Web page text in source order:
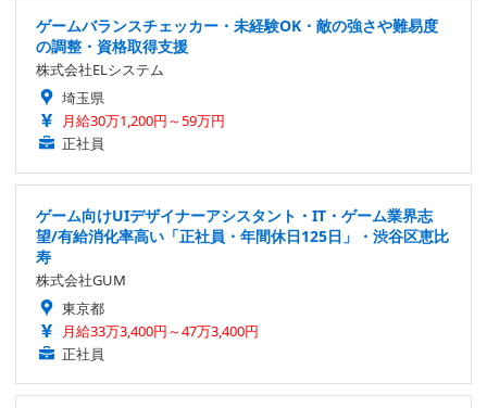
ゲームバランスチェッカー・未経験OK・敵の強さや難易度
の調整・資格取得支援
株式会社ELシステム
埼玉県
月給30万1,200円～59万円
正社員
ゲーム向けUIデザイナーアシスタント・IT・ゲーム業界志
望/有給消化率高い「正社員・年間休日125日」・渋谷区恵比
寿
株式会社GUM
東京都
月給33万3,400円～47万3,400円
正社員